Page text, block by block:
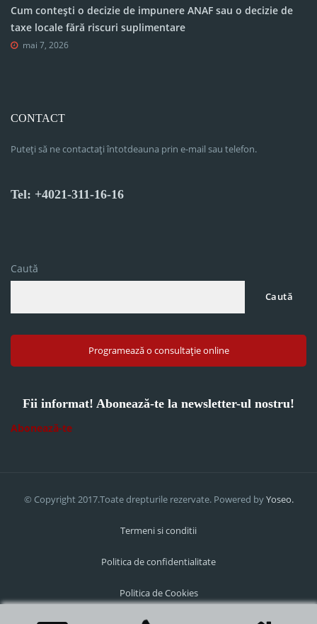
Cum contești o decizie de impunere ANAF sau o decizie de
taxe locale fără riscuri suplimentare
mai 7, 2026
CONTACT
Puteți să ne contactați întotdeauna prin e-mail sau telefon.
Tel: +4021-311-16-16
Caută
Caută
Programează o consultație online
Fii informat! Abonează-te la newsletter-ul nostru!
Abonează-te
© Copyright 2017.Toate drepturile rezervate. Powered byYoseo.
Termeni si conditii
Politica de confidentialitate
Politica de Cookies